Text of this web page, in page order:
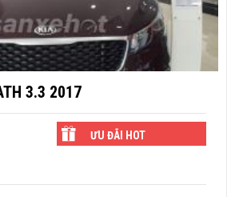
3.3 2017
ƯU ĐÃI HOT